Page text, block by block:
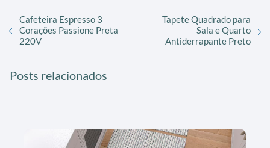
Cafeteira Espresso 3
Corações Passione Preta
220V
Tapete Quadrado para
Sala e Quarto
Antiderrapante Preto
Posts relacionados